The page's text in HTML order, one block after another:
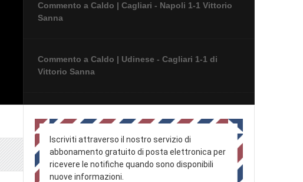
Commento a Caldo | Cagliari - Napoli 1-1 Vittorio
Sanna
Commento a Caldo | Udinese - Cagliari 1-1 di
Vittorio Sanna
Iscriviti attraverso il nostro servizio di
abbonamento gratuito di posta elettronica per
ricevere le notifiche quando sono disponibili
nuove informazioni.